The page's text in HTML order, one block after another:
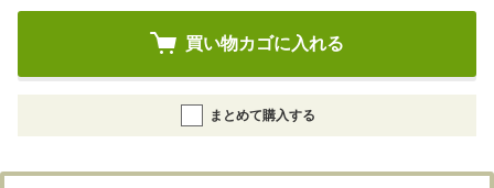
買い物カゴに入れる
まとめて購入する